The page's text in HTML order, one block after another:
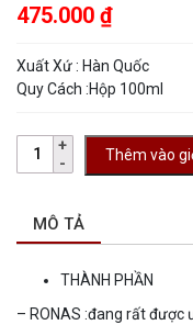
475.000 ₫
Xuất Xứ : Hàn Quốc
Quy Cách :Hộp 100ml
Thêm vào
MÔ TẢ
THÀNH PHẦN
– RONAS :đang rất được